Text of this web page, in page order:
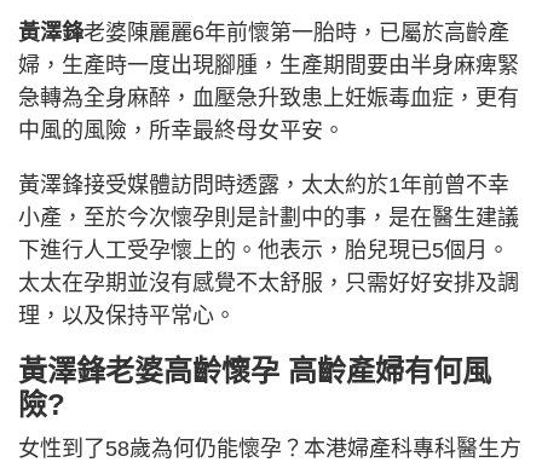
黃澤鋒老婆陳麗麗6年前懷第一胎時，已屬於高齡產
婦，生產時一度出現腳腫，生產期間要由半身麻痺緊
急轉為全身麻醉，血壓急升致患上妊娠毒血症，更有
中風的風險，所幸最終母女平安。
黃澤鋒接受媒體訪問時透露，太太約於1年前曾不幸
小產，至於今次懷孕則是計劃中的事，是在醫生建議
下進行人工受孕懷上的。他表示，胎兒現已5個月。
太太在孕期並沒有感覺不太舒服，只需好好安排及調
理，以及保持平常心。
黃澤鋒老婆高齡懷孕 高齡產婦有何風
險?
女性到了58歲為何仍能懷孕？本港婦產科專科醫生方